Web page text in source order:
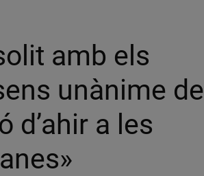
amb els
unànime de
d’ahir a les